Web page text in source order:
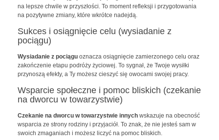
na lepsze chwile w przyszłości. To moment refleksji i przygotowania
na pozytywne zmiany, które wkrótce nadejdą.
Sukces i osiągnięcie celu (wysiadanie z
pociągu)
Wysiadanie z pociąguoznacza osiągnięcie zamierzonego celu oraz
zakończenie etapu podróży życiowej. To sygnał, że Twoje wysiłki
przynoszą efekty, a Ty możesz cieszyć się owocami swojej pracy.
Wsparcie społeczne i pomoc bliskich (czekanie
na dworcu w towarzystwie)
Czekanie na dworcu w towarzystwie innychwskazuje na obecność
wsparcia ze strony rodziny i przyjaciół. To znak, że nie jesteś sam w
swoich zmaganiach i możesz liczyć na pomoc bliskich.